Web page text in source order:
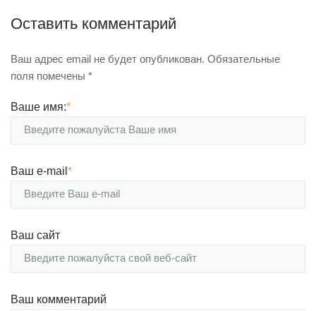
Оставить комментарий
Ваш адрес email не будет опубликован. Обязательные
поля помечены *
Ваше имя:*
Ваш e-mail *
Ваш сайт
Ваш комментарий